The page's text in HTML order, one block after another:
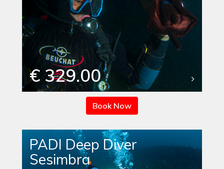
€ 329.00
Book Now
PADI Deep Diver
Sesimbra